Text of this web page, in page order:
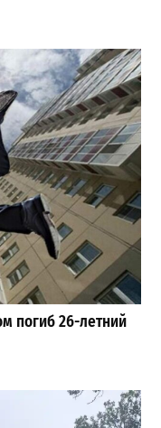
погиб 26-летний